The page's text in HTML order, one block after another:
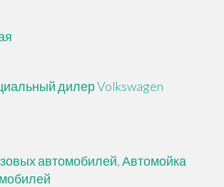
дилер Volkswagen
автомобилей, Автомойка